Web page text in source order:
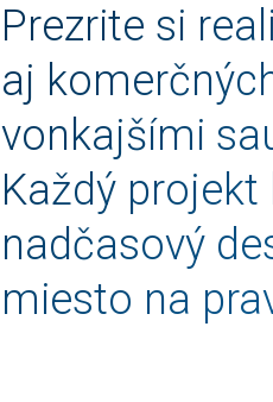
Prezrite si
aj
vonkajšími
Každý
nadčasový
miesto na